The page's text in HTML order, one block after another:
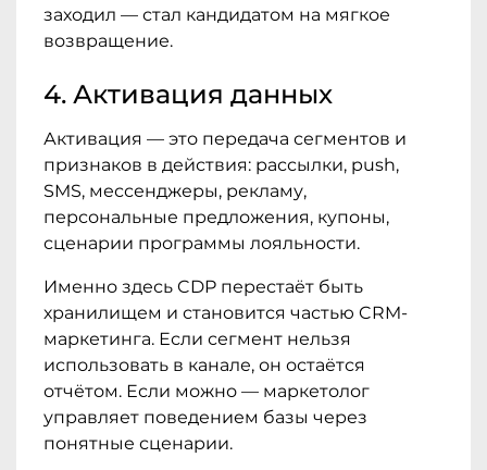
заходил — стал кандидатом на мягкое
возвращение.
4. Активация данных
Активация — это передача сегментов и
признаков в действия: рассылки, push,
SMS, мессенджеры, рекламу,
персональные предложения, купоны,
сценарии программы лояльности.
Именно здесь CDP перестаёт быть
хранилищем и становится частью CRM-
маркетинга. Если сегмент нельзя
использовать в канале, он остаётся
отчётом. Если можно — маркетолог
управляет поведением базы через
понятные сценарии.